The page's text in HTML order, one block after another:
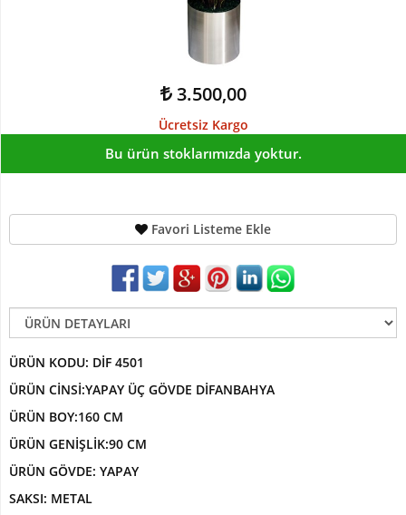
Yapay
Bitkisi
Yapay
Palmiye
Yapay
sansaverya
Yapay
Top
3.500,00
Ücretsiz Kargo
Bu ürün stoklarımızda yoktur.
Favori Listeme Ekle
ÜRÜN KODU: DİF 4501
ÜRÜN CİNSİ:YAPAY ÜÇ GÖVDE DİFANBAHYA
ÜRÜN BOY:160 CM
ÜRÜN GENİŞLİK:90 CM
ÜRÜN GÖVDE: YAPAY
SAKSI: METAL